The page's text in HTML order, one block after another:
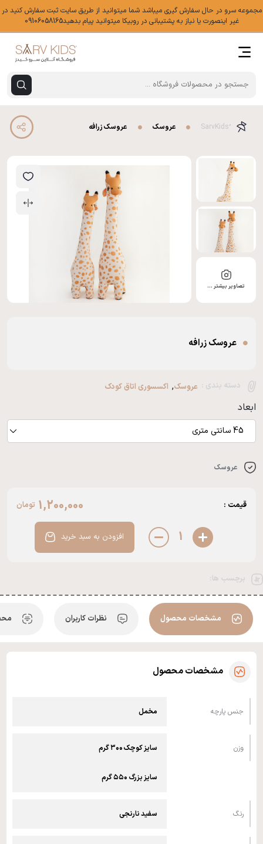
مجموعه سرو در حال سفارش گیری میباشد شما میتوانید از طریق سایت ثبت سفارش کنید در
غیر اینصورت یا نیاز به پشتیبانی در روبیکا میتوانید پیام بدهید09106058165
عروسک عروسک زرافه
تصاویر بیشتر …
عروسک زرافه
دسته بندی : عروسک, اکسسوری اتاق کودک
ابعاد
45 سانتی متری
عروسک
قیمت : 1,200,000 تومان
1 افزودن به سبد خرید
برچسب ها:
مشخصات محصول نظرات کاربران
مشخصات محصول
جنس پارچه مخمل
وزن سایز کوچک ۳۰۰ گرم
سایز بزرگ ۵۵۰ گرم
رنگ سفید نارنجی